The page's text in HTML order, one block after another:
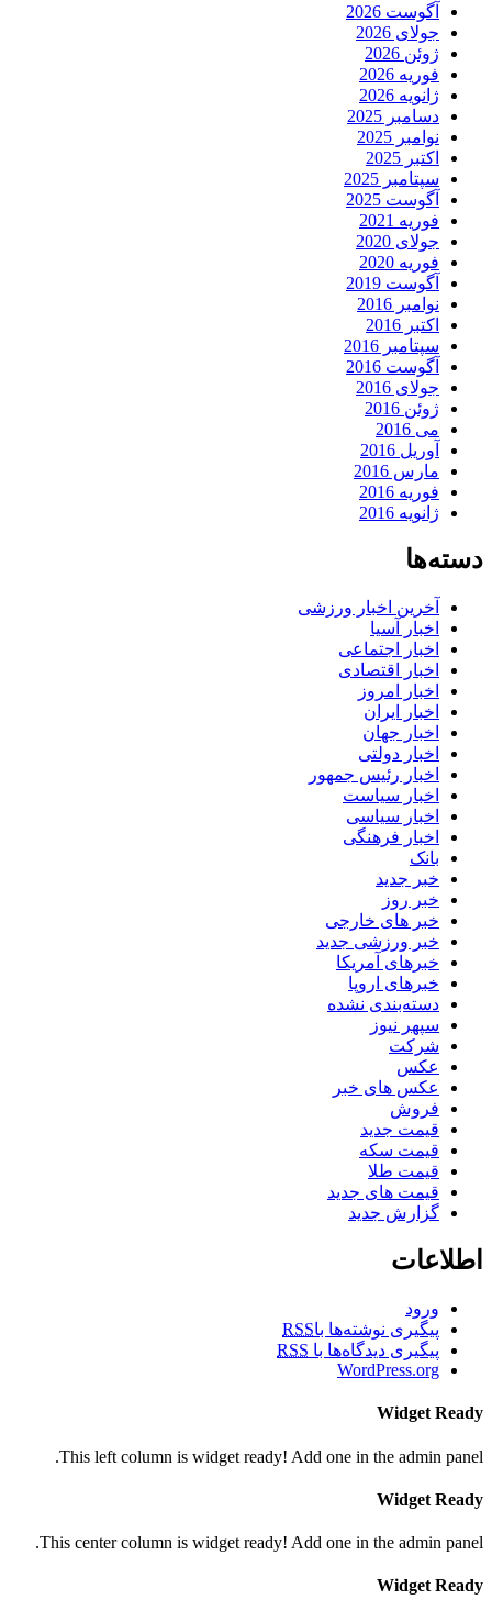
آگوست 2026
جولای 2026
ژوئن 2026
فوریه 2026
ژانویه 2026
دسامبر 2025
نوامبر 2025
اکتبر 2025
سپتامبر 2025
آگوست 2025
فوریه 2021
جولای 2020
فوریه 2020
آگوست 2019
نوامبر 2016
اکتبر 2016
سپتامبر 2016
آگوست 2016
جولای 2016
ژوئن 2016
می 2016
آوریل 2016
مارس 2016
فوریه 2016
ژانویه 2016
دسته‌ها
آخرین اخبار ورزشی
اخبار آسیا
اخبار اجتماعی
اخبار اقتصادی
اخبار امروز
اخبار ایران
اخبار جهان
اخبار دولتی
اخبار رئیس جمهور
اخبار سیاست
اخبار سیاسی
اخبار فرهنگی
بانک
خبر جدید
خبر روز
خبر های خارجی
خبر ورزشی جدید
خبرهای آمریکا
خبرهای اروپا
دسته‌بندی نشده
سپهر نیوز
شرکت
عکس
عکس های خبر
فروش
قیمت جدید
قیمت سکه
قیمت طلا
قیمت های جدید
گزارش جدید
اطلاعات
ورود
پیگیری نوشته‌ها باRSS
پیگیری دیدگاه‌ها با RSS
WordPress.org
Widget Ready
This left column is widget ready! Add one in the admin panel.
Widget Ready
This center column is widget ready! Add one in the admin panel.
Widget Ready